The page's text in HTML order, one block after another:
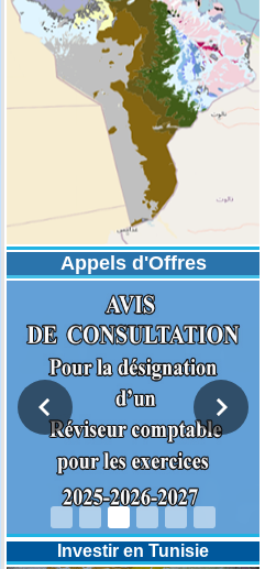
Appels d'Offres
DESIGNATION D’UN REVISEUR
COMPTABLE POUR LES
EXERCICES 2025-2026-2027
Investir en Tunisie